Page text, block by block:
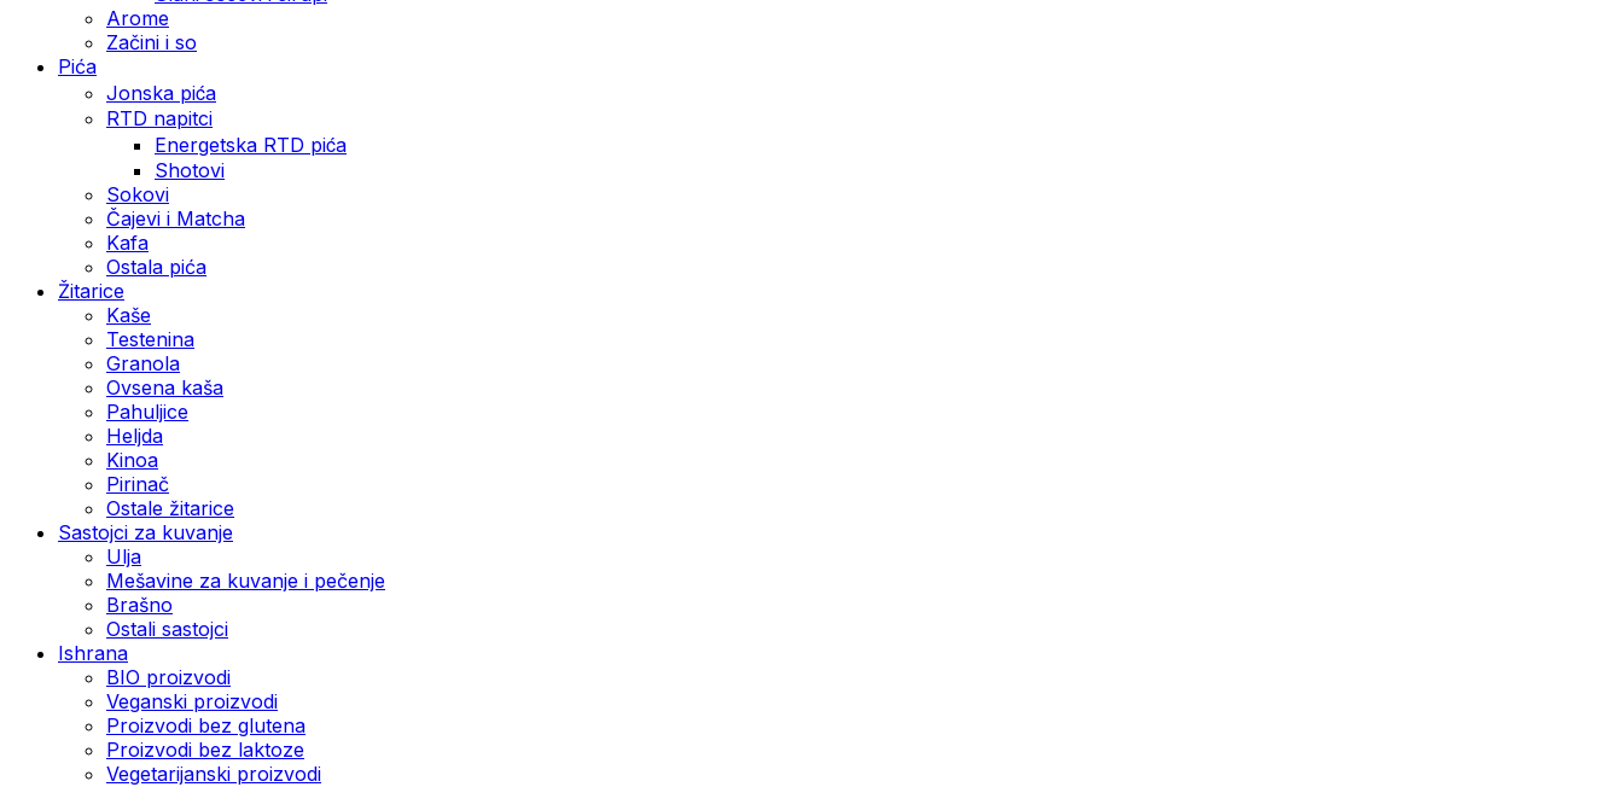
Arome
Začini i so
Pića
Jonska pića
RTD napitci
Energetska RTD pića
Shotovi
Sokovi
Čajevi i Matcha
Kafa
Ostala pića
Žitarice
Kaše
Testenina
Granola
Ovsena kaša
Pahuljice
Heljda
Kinoa
Pirinač
Ostale žitarice
Sastojci za kuvanje
Ulja
Mešavine za kuvanje i pečenje
Brašno
Ostali sastojci
Ishrana
BIO proizvodi
Veganski proizvodi
Proizvodi bez glutena
Proizvodi bez laktoze
Vegetarijanski proizvodi